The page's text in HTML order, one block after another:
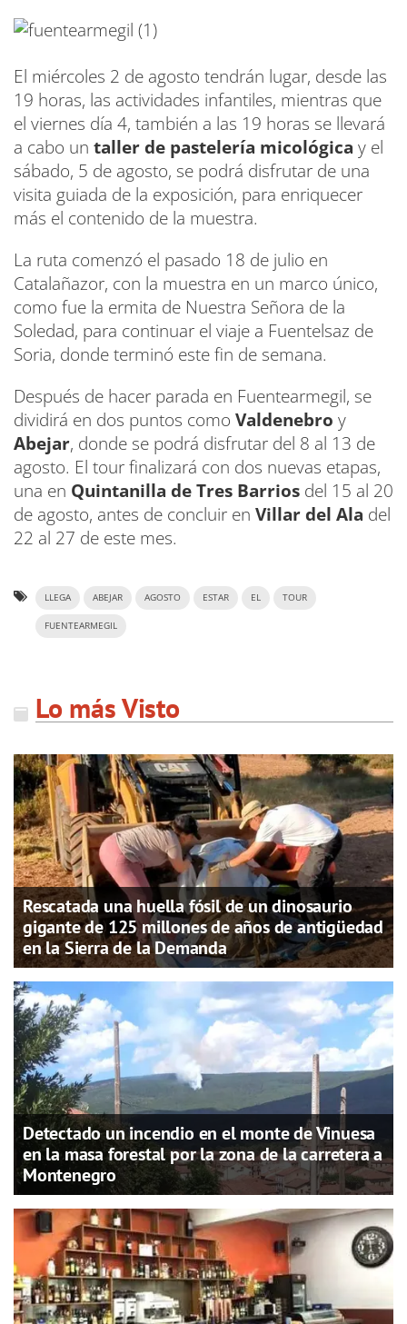
El miércoles 2 de agosto tendrán lugar, desde las
19 horas, las actividades infantiles, mientras que
el viernes día 4, también a las 19 horas se llevará
a cabo un taller de pastelería micológica y el
sábado, 5 de agosto, se podrá disfrutar de una
visita guiada de la exposición, para enriquecer
más el contenido de la muestra.
La ruta comenzó el pasado 18 de julio en
Catalañazor, con la muestra en un marco único,
como fue la ermita de Nuestra Señora de la
Soledad, para continuar el viaje a Fuentelsaz de
Soria, donde terminó este fin de semana.
Después de hacer parada en Fuentearmegil, se
dividirá en dos puntos como Valdenebro y
Abejar, donde se podrá disfrutar del 8 al 13 de
agosto. El tour finalizará con dos nuevas etapas,
una en Quintanilla de Tres Barrios del 15 al 20
de agosto, antes de concluir en Villar del Ala del
22 al 27 de este mes.
LLEGA ABEJAR AGOSTO ESTAR EL TOUR
FUENTEARMEGIL
Lo más Visto
Rescatada una huella fósil de un dinosaurio
gigante de 125 millones de años de antigüedad
en la Sierra de la Demanda
Detectado un incendio en el monte de Vinuesa
en la masa forestal por la zona de la carretera a
Montenegro